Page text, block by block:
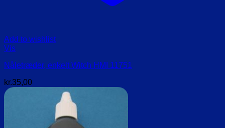
Add to wishlist
Vis
Nåletræder, enkelt Witch HMI 11751
kr.35,00